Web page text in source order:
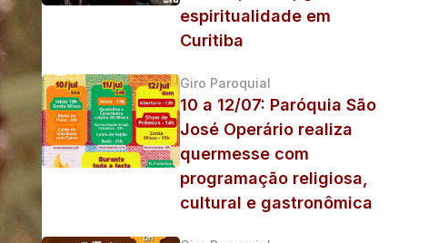
espiritualidade em
Curitiba
Giro Paroquial
10 a 12/07: Paróquia São
José Operário realiza
quermesse com
programação religiosa,
cultural e gastronômica